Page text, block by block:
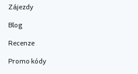
Zájezdy
Blog
Recenze
Promo kódy